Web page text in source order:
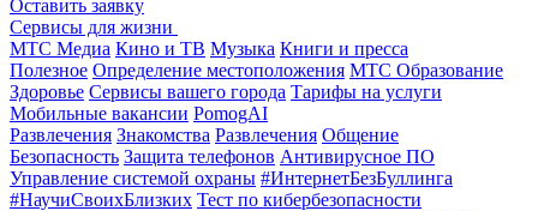
Оставить заявку
Сервисы для жизни
МТС Медиа Кино и ТВ Музыка Книги и пресса
Полезное Определение местоположения МТС Образование
Здоровье Сервисы вашего города Тарифы на услуги
Мобильные вакансии PomogAI
Развлечения Знакомства Развлечения Общение
Безопасность Защита телефонов Антивирусное ПО
Управление системой охраны #ИнтернетБезБуллинга
#НаучиСвоихБлизких Тест по кибербезопасности